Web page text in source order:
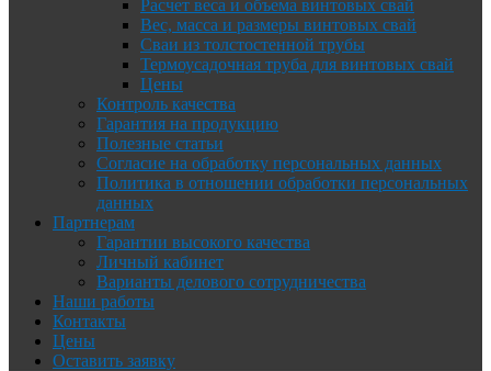
Расчет веса и объема винтовых свай
Вес, масса и размеры винтовых свай
Сваи из толстостенной трубы
Термоусадочная труба для винтовых свай
Цены
Контроль качества
Гарантия на продукцию
Полезные статьи
Согласие на обработку персональных данных
Политика в отношении обработки персональных
данных
Партнерам
Гарантии высокого качества
Личный кабинет
Варианты делового сотрудничества
Наши работы
Контакты
Цены
Оставить заявку